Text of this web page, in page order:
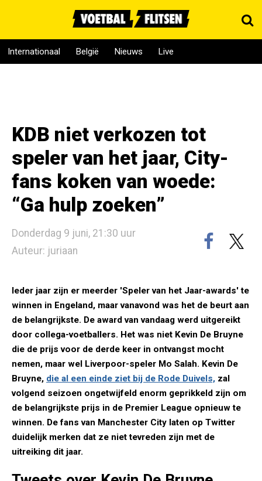
Internationaal België Nieuws Live
KDB niet verkozen tot
speler van het jaar, City-
fans koken van woede:
“Ga hulp zoeken”
Donderdag 9 juni, 21:30 uur
Auteur: juriaan
Ieder jaar zijn er meerder 'Speler van het Jaar-awards' te
winnen in Engeland, maar vanavond was het de beurt aan
de belangrijkste. De award van vandaag werd uitgereikt
door collega-voetballers. Het was niet Kevin De Bruyne
die de prijs voor de derde keer in ontvangst mocht
nemen, maar wel Liverpoor-speler Mo Salah. Kevin De
Bruyne, die al een einde ziet bij de Rode Duivels, zal
volgend seizoen ongetwijfeld enorm geprikkeld zijn om
de belangrijkste prijs in de Premier League opnieuw te
winnen. De fans van Manchester City laten op Twitter
duidelijk merken dat ze niet tevreden zijn met de
uitreiking dit jaar.